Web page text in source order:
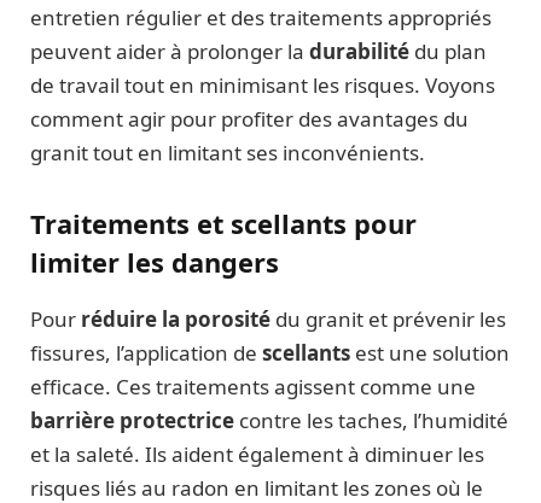
entretien régulier et des traitements appropriés
peuvent aider à prolonger la durabilité du plan
de travail tout en minimisant les risques. Voyons
comment agir pour profiter des avantages du
granit tout en limitant ses inconvénients.
Traitements et scellants pour
limiter les dangers
Pour réduire la porosité du granit et prévenir les
fissures, l’application de scellants est une solution
efficace. Ces traitements agissent comme une
barrière protectrice contre les taches, l’humidité
et la saleté. Ils aident également à diminuer les
risques liés au radon en limitant les zones où le